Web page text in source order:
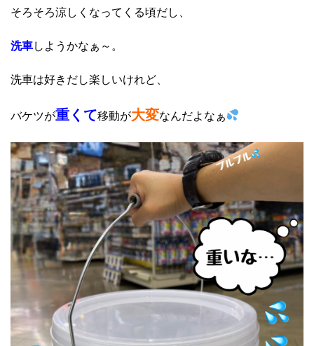
そろそろ涼しくなってくる頃だし、
洗車しようかなぁ～。
洗車は好きだし楽しいけれど、
バケツが重くて移動が大変なんだよなぁ